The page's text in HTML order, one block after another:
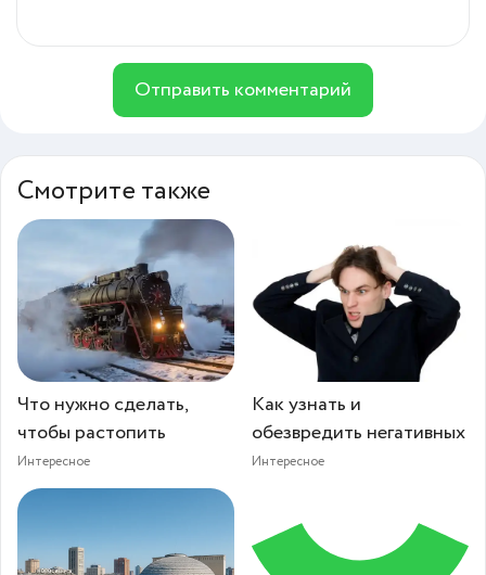
Отправить комментарий
Смотрите также
Что нужно сделать,
чтобы растопить
Интересное
Как узнать и
обезвредить негативных
Интересное